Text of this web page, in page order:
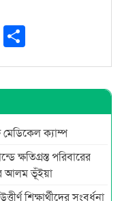
ক্যাম্প
ক্ষতিগ্রস্ত পরিবারের
আলম ভূঁইয়া
শিক্ষার্থীদের সংবর্ধনা